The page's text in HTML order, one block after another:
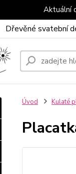
Aktuální
Dřevěné svatební
Úvod Kulaté